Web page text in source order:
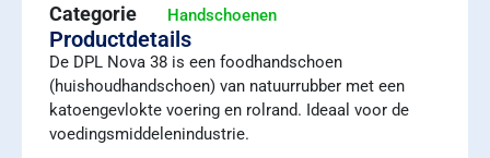
Categorie
Handschoenen
Productdetails
De DPL Nova 38 is een foodhandschoen
(huishoudhandschoen) van natuurrubber met een
katoengevlokte voering en rolrand. Ideaal voor de
voedingsmiddelenindustrie.